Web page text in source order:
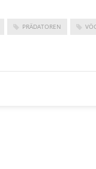
PRÄDATOREN